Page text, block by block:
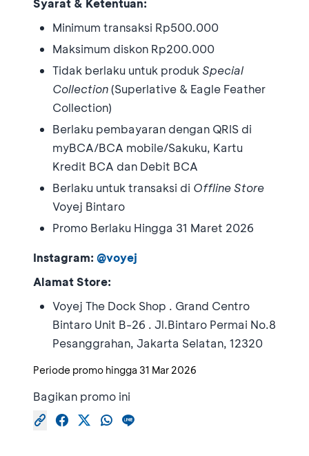
Syarat & Ketentuan:
Minimum transaksi Rp500.000
Maksimum diskon Rp200.000
Tidak berlaku untuk produk Special
Collection(Superlative & Eagle Feather
Collection)
Berlaku pembayaran dengan QRIS di
myBCA/BCA mobile/Sakuku, Kartu
Kredit BCA dan Debit BCA
Berlaku untuk transaksi di Offline Store
Voyej Bintaro
Promo Berlaku Hingga 31 Maret 2026
Instagram: @voyej
Alamat Store:
Voyej The Dock Shop . Grand Centro
Bintaro Unit B-26 . Jl.Bintaro Permai No.8
Pesanggrahan, Jakarta Selatan, 12320
Periode promo hingga 31 Mar 2026
Bagikan promo ini